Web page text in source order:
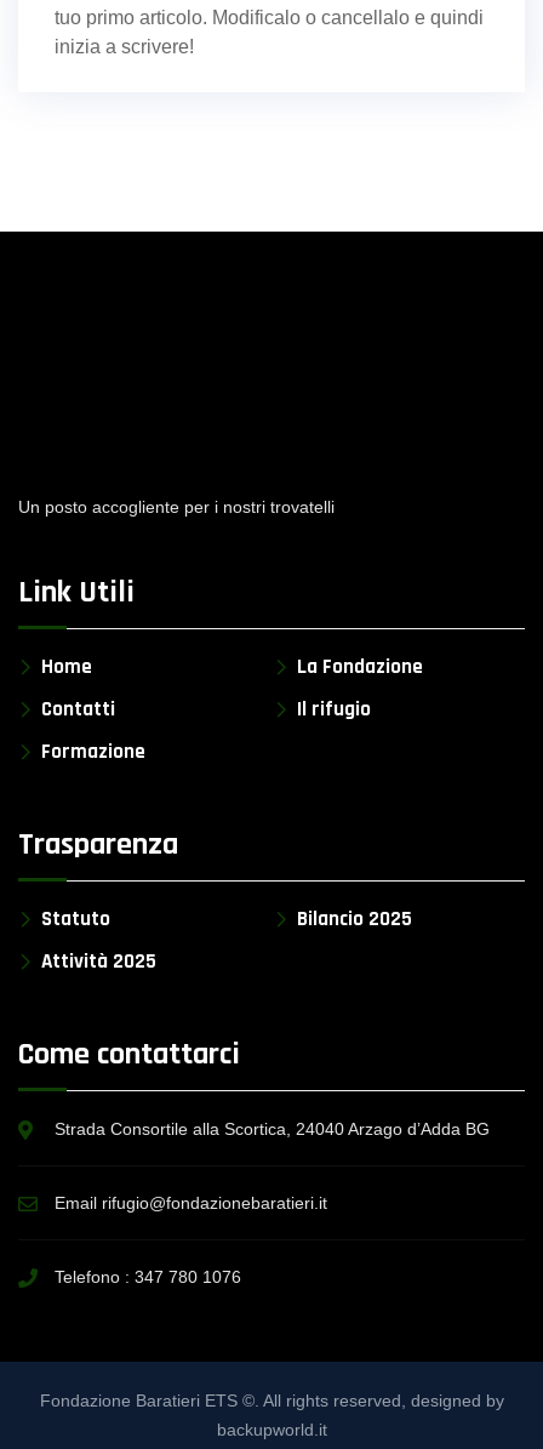
tuo primo articolo. Modificalo o cancellalo e quindi
inizia a scrivere!
Un posto accogliente per i nostri trovatelli
Link Utili
Home
La Fondazione
Contatti
Il rifugio
Formazione
Trasparenza
Statuto
Bilancio 2025
Attività 2025
Come contattarci
Strada Consortile alla Scortica, 24040 Arzago d’Adda BG
Email rifugio@fondazionebaratieri.it
Telefono : 347 780 1076
Fondazione Baratieri ETS ©. All rights reserved, designed by
backupworld.it